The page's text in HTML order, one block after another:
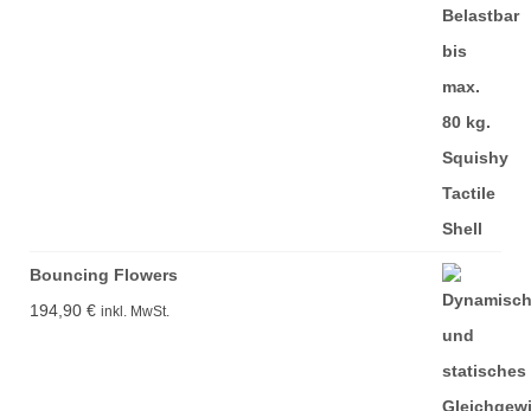
Bouncing Flowers
194,90 € inkl. MwSt.